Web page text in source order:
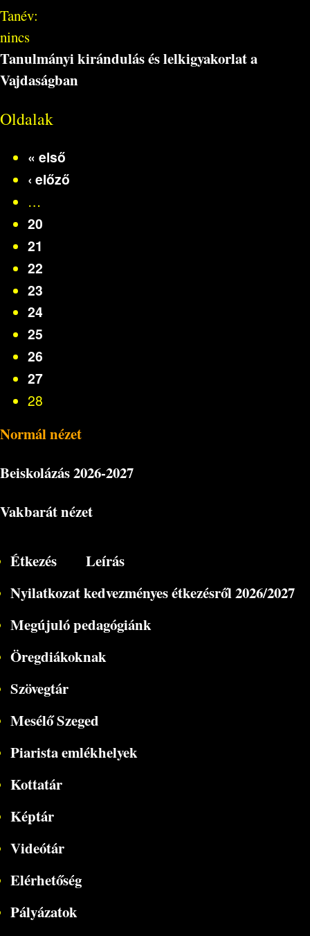
Tanév:
nincs
Tanulmányi kirándulás és lelkigyakorlat a
Vajdaságban
Oldalak
« első
‹ előző
…
20
21
22
23
24
25
26
27
28
Normál nézet
Beiskolázás2026-2027
Vakbarát nézet
Étkezés
Leírás
Nyilatkozat kedvezményes étkezésről 2026/2027
Megújuló pedagógiánk
Öregdiákoknak
Szövegtár
Mesélő Szeged
Piarista emlékhelyek
Kottatár
Képtár
Videótár
Elérhetőség
Pályázatok